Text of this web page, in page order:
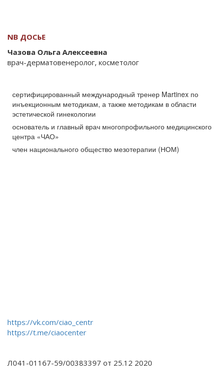
NB ДОСЬЕ
Чазова Ольга Алексеевна
врач-дерматовенеролог, косметолог
сертифицированный международный тренер Martinex по
инъекционным методикам, а также методикам в области
эстетической гинекологии
основатель и главный врач многопрофильного медицинского
центра «ЧАО»
член национального общество мезотерапии (НОМ)
https://vk.com/ciao_centr
https://t.me/ciaocenter
Л041-01167-59/00383397 от 25.12 2020